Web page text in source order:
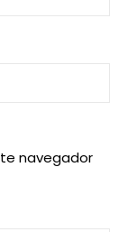
navegador